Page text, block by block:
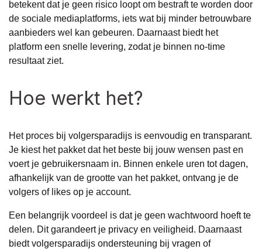
betekent dat je geen risico loopt om bestraft te worden door
de sociale mediaplatforms, iets wat bij minder betrouwbare
aanbieders wel kan gebeuren. Daarnaast biedt het
platform een snelle levering, zodat je binnen no-time
resultaat ziet.
Hoe werkt het?
Het proces bij volgersparadijs is eenvoudig en transparant.
Je kiest het pakket dat het beste bij jouw wensen past en
voert je gebruikersnaam in. Binnen enkele uren tot dagen,
afhankelijk van de grootte van het pakket, ontvang je de
volgers of likes op je account.
Een belangrijk voordeel is dat je geen wachtwoord hoeft te
delen. Dit garandeert je privacy en veiligheid. Daarnaast
biedt volgersparadijs ondersteuning bij vragen of